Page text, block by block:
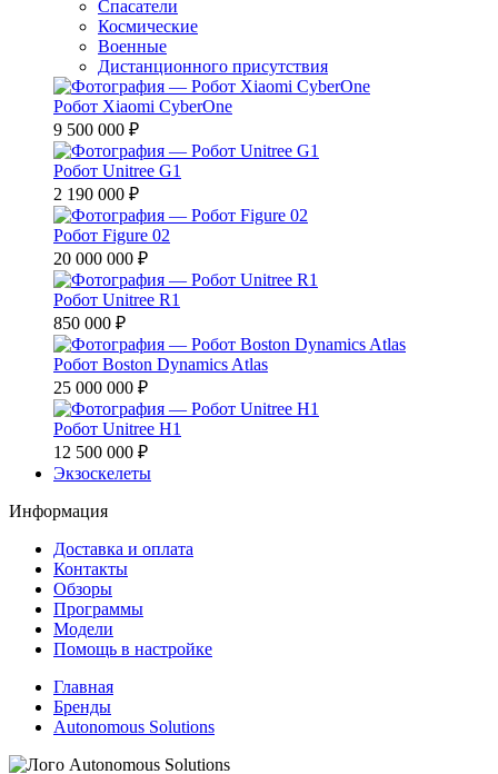
Спасатели
Космические
Военные
Дистанционного присутствия
Робот Xiaomi CyberOne
9 500 000 ₽
Робот Unitree G1
2 190 000 ₽
Робот Figure 02
20 000 000 ₽
Робот Unitree R1
850 000 ₽
Робот Boston Dynamics Atlas
25 000 000 ₽
Робот Unitree H1
12 500 000 ₽
Экзоскелеты
Информация
Доставка и оплата
Контакты
Обзоры
Программы
Модели
Помощь в настройке
Главная
Бренды
Autonomous Solutions